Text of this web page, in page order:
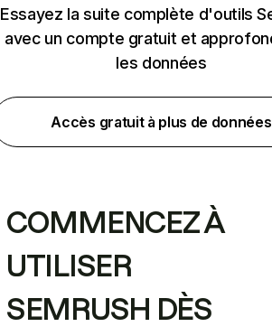
Essayez la suite complète d'outils
avec un compte gratuit et
les données
Accès gratuit à plus de données
COMMENCEZ À
UTILISER
SEMRUSH DÈS